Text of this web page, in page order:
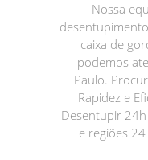
Nossa
caixa de
podemos
Paulo.
Rapidez e
Desentupir
e regiões